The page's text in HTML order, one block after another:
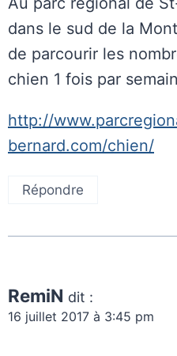
dans le sud de la
de parcourir les
chien 1 fois par
http://
bernard.com/chien/
Répondre
RemiN dit :
16 juillet 2017 à 3:45 pm